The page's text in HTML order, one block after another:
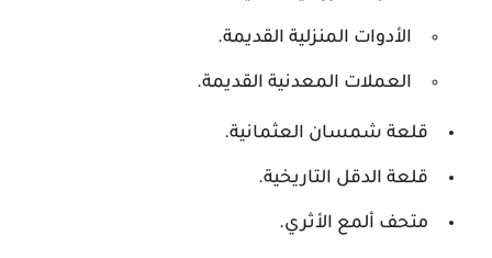
الأدوات المنزلية القديمة.
العملات المعدنية القديمة.
قلعة شمسان العثمانية.
قلعة الدقل التاريخية.
متحف ألمع الأثري.